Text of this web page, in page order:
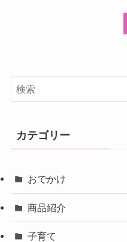
カテゴリー
おでかけ
商品紹介
子育て